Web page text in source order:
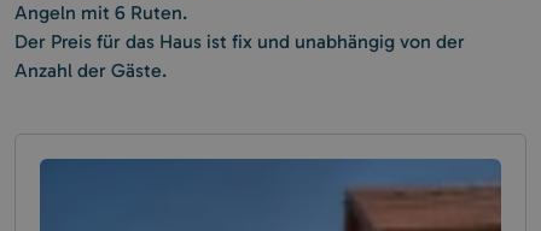
Angeln mit 6 Ruten.
Der Preis für das Haus ist fix und unabhängig von der
Anzahl der Gäste.